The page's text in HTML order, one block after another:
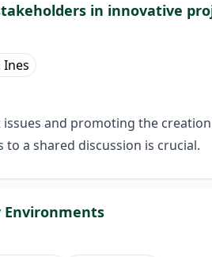
in innovative
Ines
and promoting the
a shared discussion is crucial.
Environments